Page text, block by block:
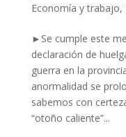
Economía y trabajo,
►Se cumple este
declaración de
guerra en la
anormalidad se
sabemos con
“otoño caliente”...